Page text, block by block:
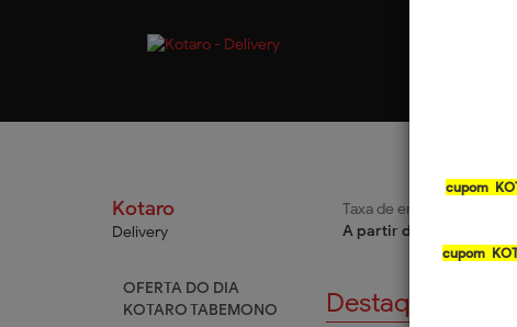
cupom
cupom
Kotaro
Delivery
Taxa de entrega
A partir de R$ 8,99
OFERTA DO DIA
KOTARO TABEMONO
Destaques